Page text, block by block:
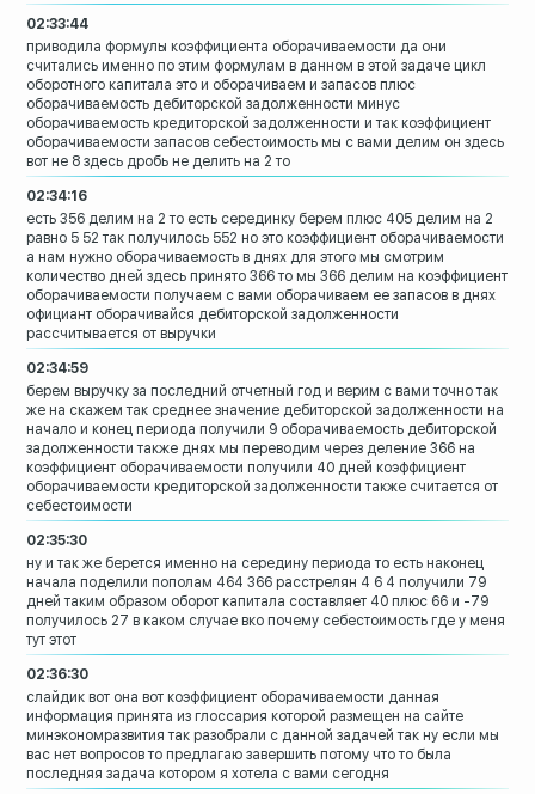
02:33:44
приводила формулы коэффициента оборачиваемости да они
считались именно по этим формулам в данном в этой задаче цикл
оборотного капитала это и оборачиваем и запасов плюс
оборачиваемость дебиторской задолженности минус
оборачиваемость кредиторской задолженности и так коэффициент
оборачиваемости запасов себестоимость мы с вами делим он здесь
вот не 8 здесь дробь не делить на 2 то
02:34:16
есть 356 делим на 2 то есть серединку берем плюс 405 делим на 2
равно 5 52 так получилось 552 но это коэффициент оборачиваемости
а нам нужно оборачиваемость в днях для этого мы смотрим
количество дней здесь принято 366 то мы 366 делим на коэффициент
оборачиваемости получаем с вами оборачиваем ее запасов в днях
официант оборачивайся дебиторской задолженности
рассчитывается от выручки
02:34:59
берем выручку за последний отчетный год и верим с вами точно так
же на скажем так среднее значение дебиторской задолженности на
начало и конец периода получили 9 оборачиваемость дебиторской
задолженности также днях мы переводим через деление 366 на
коэффициент оборачиваемости получили 40 дней коэффициент
оборачиваемости кредиторской задолженности также считается от
себестоимости
02:35:30
ну и так же берется именно на середину периода то есть наконец
начала поделили пополам 464 366 расстрелян 4 6 4 получили 79
дней таким образом оборот капитала составляет 40 плюс 66 и -79
получилось 27 в каком случае вко почему себестоимость где у меня
тут этот
02:36:30
слайдик вот она вот коэффициент оборачиваемости данная
информация принята из глоссария которой размещен на сайте
минэкономразвития так разобрали с данной задачей так ну если мы
вас нет вопросов то предлагаю завершить потому что то была
последняя задача котором я хотела с вами сегодня